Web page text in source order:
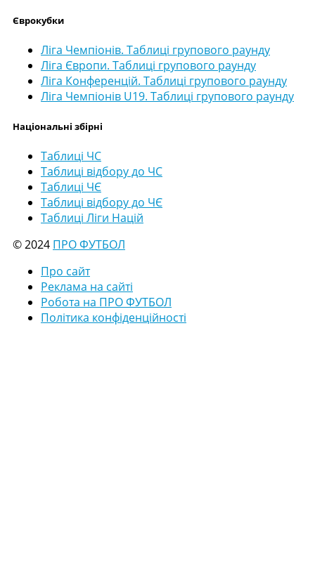
Єврокубки
Ліга Чемпіонів. Таблиці групового раунду
Ліга Європи. Таблиці групового раунду
Ліга Конференцій. Таблиці групового раунду
Ліга Чемпіонів U19. Таблиці групового раунду
Національні збірні
Таблиці ЧС
Таблиці відбору до ЧС
Таблиці ЧЄ
Таблиці відбору до ЧЄ
Таблиці Ліги Націй
© 2024 ПРО ФУТБОЛ
Про сайт
Реклама на сайті
Робота на ПРО ФУТБОЛ
Політика конфіденційності